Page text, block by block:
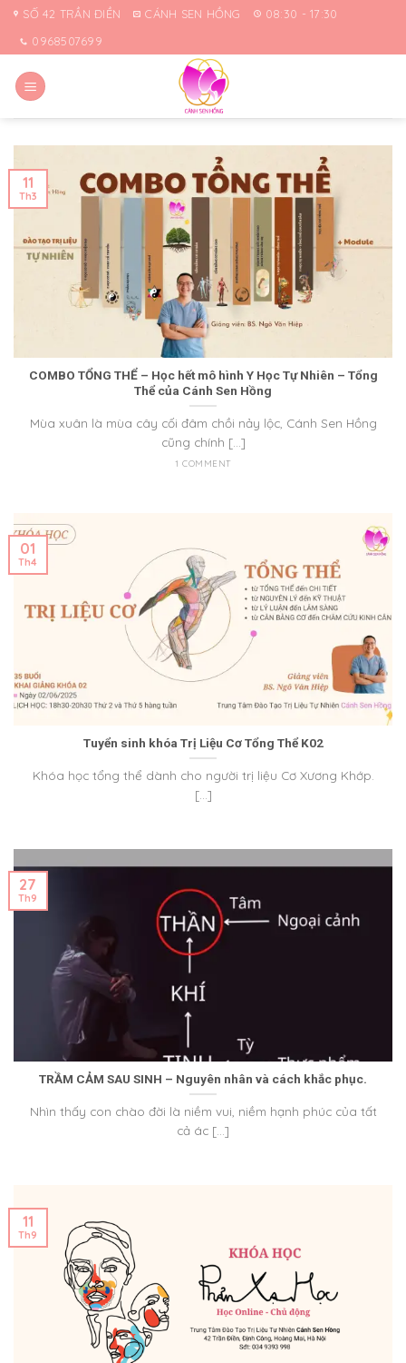
Skip
content
SỐ 42 TRẦN ĐIỀN CÁNH SEN HỒNG
08:30 - 17:30
0968507699
COMBO TỔNG THỂ – Học hết mô hình Y Học Tự Nhiên – Tổng
Thể của Cánh Sen Hồng
Mùa xuân là mùa cây cối đâm chồi nảy lộc, Cánh Sen Hồng
cũng chính [...]
1 COMMENT
11
Th3
Tuyển sinh khóa Trị Liệu Cơ Tổng Thể K02
Khóa học tổng thể dành cho người trị liệu Cơ Xương Khớp.
[...]
01
Th4
TRẦM CẢM SAU SINH – Nguyên nhân và cách khắc phục.
Nhìn thấy con chào đời là niềm vui, niềm hạnh phúc của tất
cả ác [...]
27
Th9
11
Th9